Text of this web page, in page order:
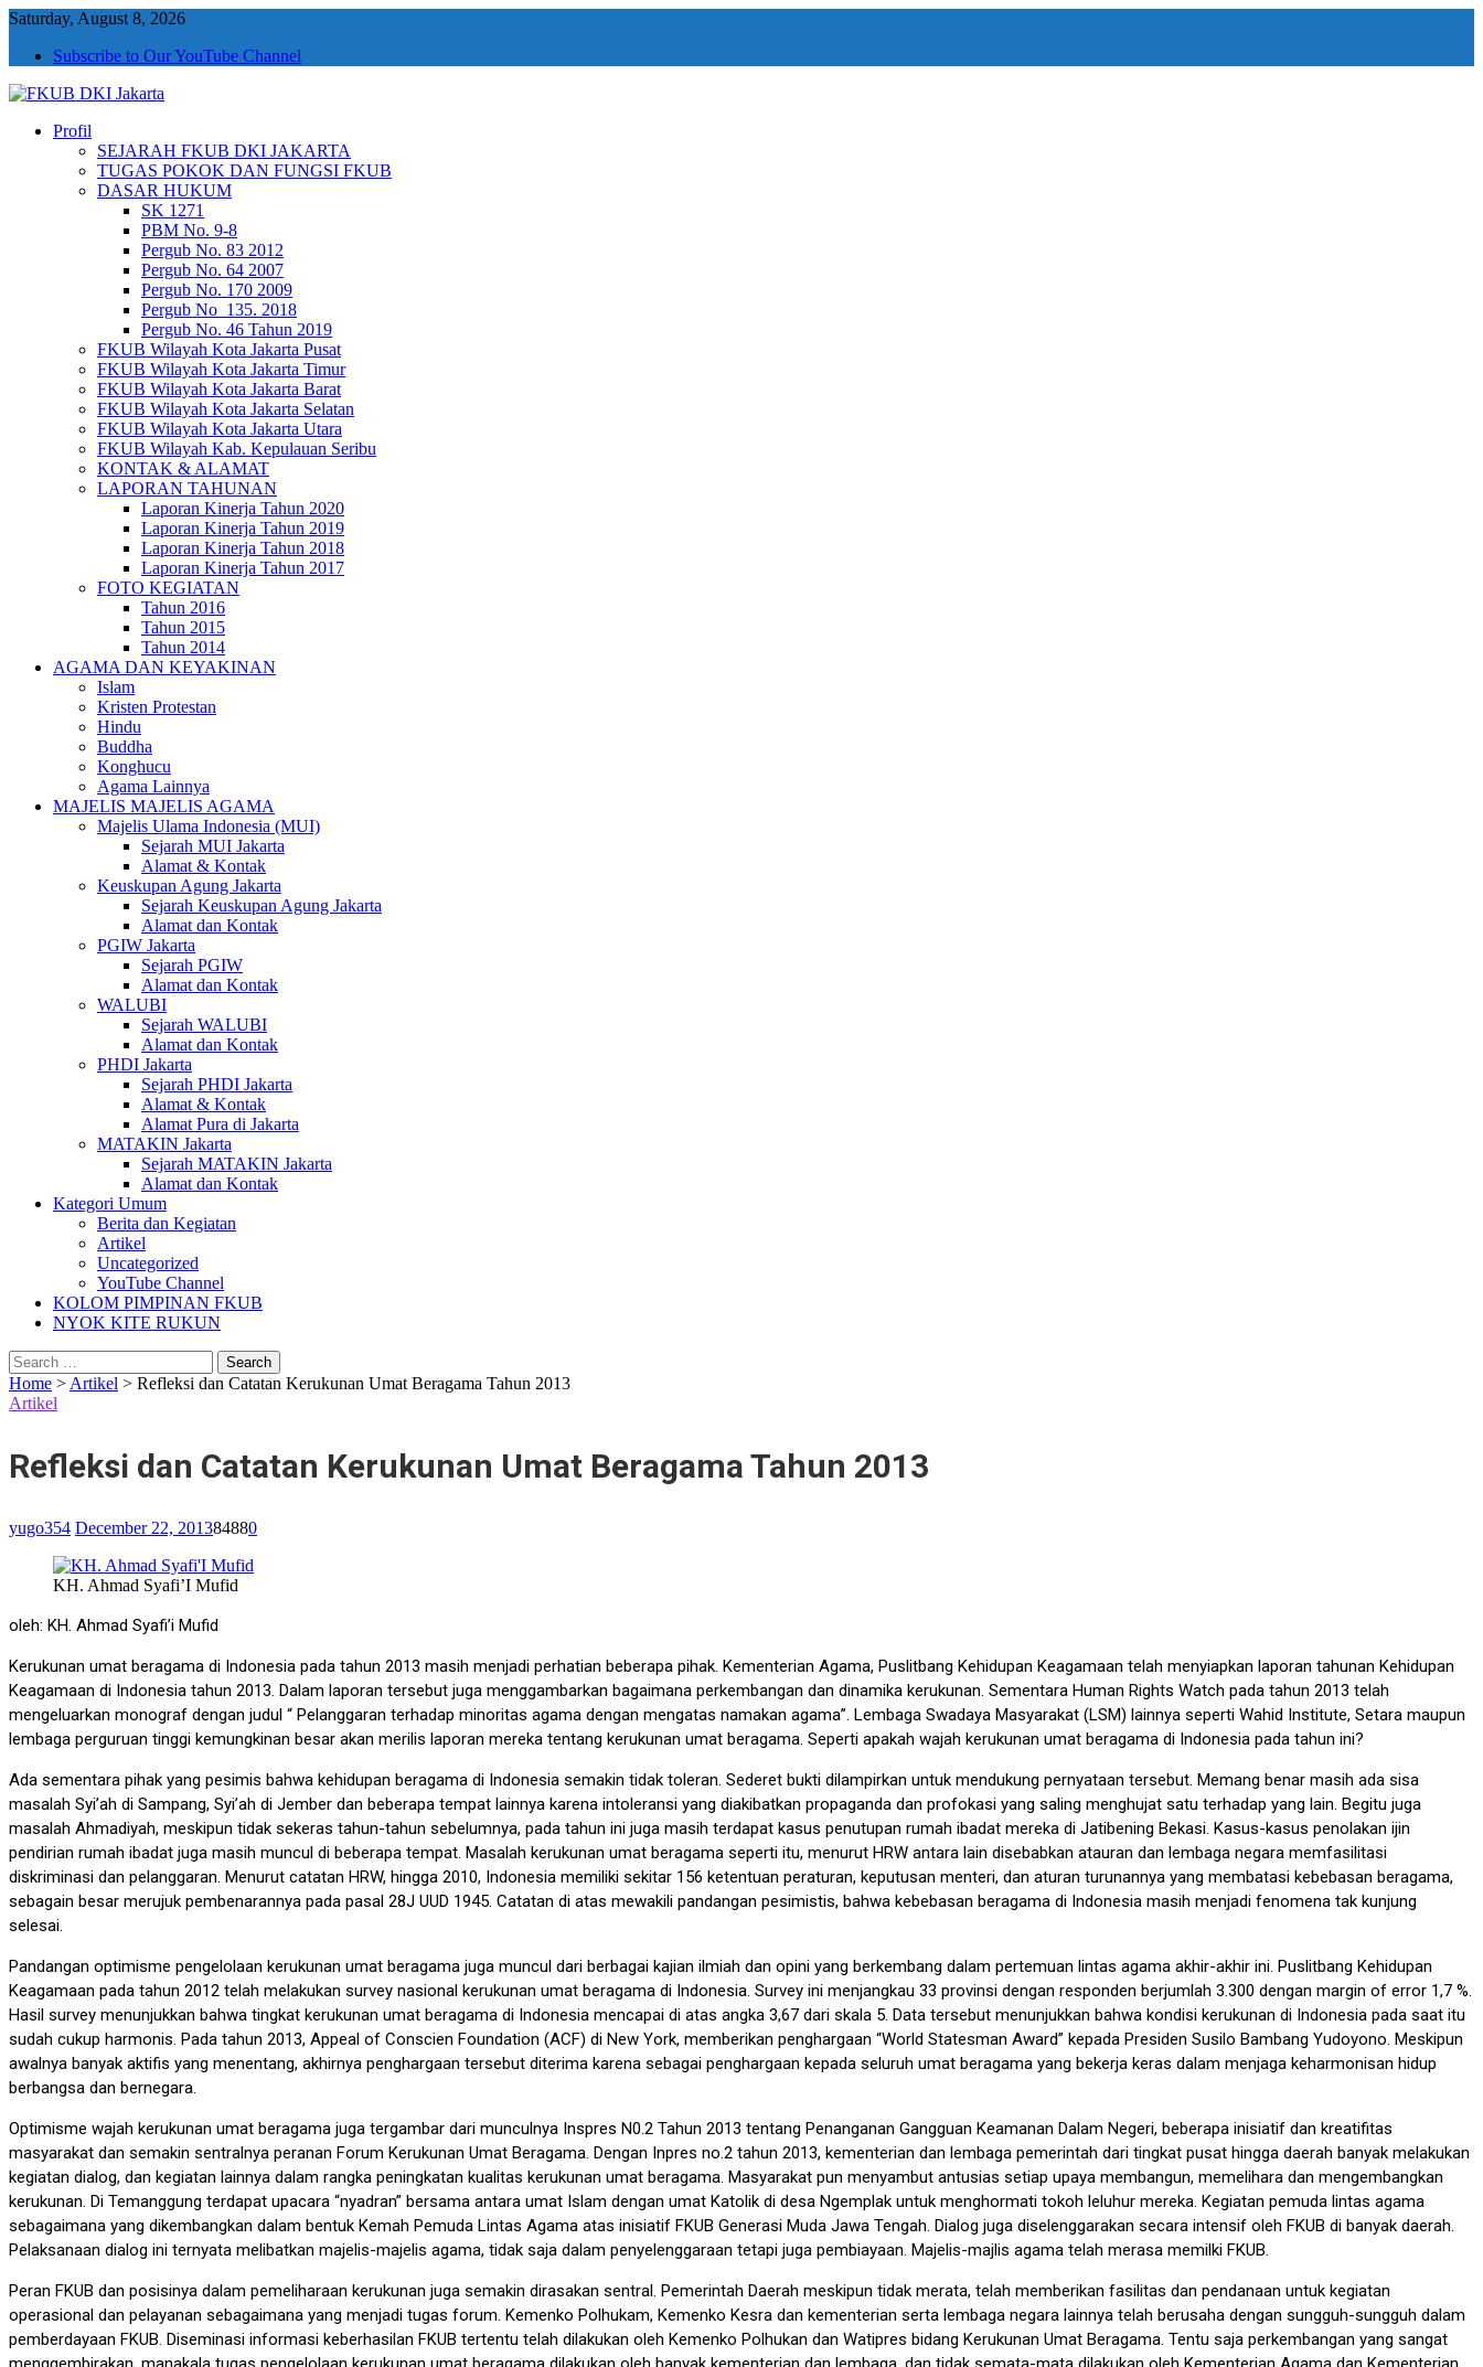
Saturday, August 8, 2026
Subscribe to Our YouTube Channel
FKUB DKI Jakarta
Jakarta Aman, Jakarta Damai dan Rukun
Profil
SEJARAH FKUB DKI JAKARTA
TUGAS POKOK DAN FUNGSI FKUB
DASAR HUKUM
SK 1271
PBM No. 9-8
Pergub No. 83 2012
Pergub No. 64 2007
Pergub No. 170 2009
Pergub No_135. 2018
Pergub No. 46 Tahun 2019
FKUB Wilayah Kota Jakarta Pusat
FKUB Wilayah Kota Jakarta Timur
FKUB Wilayah Kota Jakarta Barat
FKUB Wilayah Kota Jakarta Selatan
FKUB Wilayah Kota Jakarta Utara
FKUB Wilayah Kab. Kepulauan Seribu
KONTAK & ALAMAT
LAPORAN TAHUNAN
Laporan Kinerja Tahun 2020
Laporan Kinerja Tahun 2019
Laporan Kinerja Tahun 2018
Laporan Kinerja Tahun 2017
FOTO KEGIATAN
Tahun 2016
Tahun 2015
Tahun 2014
AGAMA DAN KEYAKINAN
Islam
Kristen Protestan
Hindu
Buddha
Konghucu
Agama Lainnya
MAJELIS MAJELIS AGAMA
Majelis Ulama Indonesia (MUI)
Sejarah MUI Jakarta
Alamat & Kontak
Keuskupan Agung Jakarta
Sejarah Keuskupan Agung Jakarta
Alamat dan Kontak
PGIW Jakarta
Sejarah PGIW
Alamat dan Kontak
WALUBI
Sejarah WALUBI
Alamat dan Kontak
PHDI Jakarta
Sejarah PHDI Jakarta
Alamat & Kontak
Alamat Pura di Jakarta
MATAKIN Jakarta
Sejarah MATAKIN Jakarta
Alamat dan Kontak
Kategori Umum
Berita dan Kegiatan
Artikel
Uncategorized
YouTube Channel
KOLOM PIMPINAN FKUB
NYOK KITE RUKUN
Search
for:
Home > Artikel > Refleksi dan Catatan Kerukunan Umat Beragama Tahun 2013
Artikel
Refleksi dan Catatan Kerukunan Umat Beragama Tahun 2013
yugo354 December 22, 201384880
KH. Ahmad Syafi’I Mufid
oleh: KH. Ahmad Syafi’i Mufid
Kerukunan umat beragama di Indonesia pada tahun 2013 masih menjadi perhatian beberapa pihak. Kementerian Agama, Puslitbang Kehidupan Keagamaan telah menyiapkan laporan tahunan Kehidupan
Keagamaan di Indonesia tahun 2013. Dalam laporan tersebut juga menggambarkan bagaimana perkembangan dan dinamika kerukunan. Sementara Human Rights Watch pada tahun 2013 telah
mengeluarkan monograf dengan judul “ Pelanggaran terhadap minoritas agama dengan mengatas namakan agama”. Lembaga Swadaya Masyarakat (LSM) lainnya seperti Wahid Institute, Setara maupun
lembaga perguruan tinggi kemungkinan besar akan merilis laporan mereka tentang kerukunan umat beragama. Seperti apakah wajah kerukunan umat beragama di Indonesia pada tahun ini?
Ada sementara pihak yang pesimis bahwa kehidupan beragama di Indonesia semakin tidak toleran. Sederet bukti dilampirkan untuk mendukung pernyataan tersebut. Memang benar masih ada sisa
masalah Syi’ah di Sampang, Syi’ah di Jember dan beberapa tempat lainnya karena intoleransi yang diakibatkan propaganda dan profokasi yang saling menghujat satu terhadap yang lain. Begitu juga
masalah Ahmadiyah, meskipun tidak sekeras tahun-tahun sebelumnya, pada tahun ini juga masih terdapat kasus penutupan rumah ibadat mereka di Jatibening Bekasi. Kasus-kasus penolakan ijin
pendirian rumah ibadat juga masih muncul di beberapa tempat. Masalah kerukunan umat beragama seperti itu, menurut HRW antara lain disebabkan atauran dan lembaga negara memfasilitasi
diskriminasi dan pelanggaran. Menurut catatan HRW, hingga 2010, Indonesia memiliki sekitar 156 ketentuan peraturan, keputusan menteri, dan aturan turunannya yang membatasi kebebasan beragama,
sebagain besar merujuk pembenarannya pada pasal 28J UUD 1945. Catatan di atas mewakili pandangan pesimistis, bahwa kebebasan beragama di Indonesia masih menjadi fenomena tak kunjung
selesai.
Pandangan optimisme pengelolaan kerukunan umat beragama juga muncul dari berbagai kajian ilmiah dan opini yang berkembang dalam pertemuan lintas agama akhir-akhir ini. Puslitbang Kehidupan
Keagamaan pada tahun 2012 telah melakukan survey nasional kerukunan umat beragama di Indonesia. Survey ini menjangkau 33 provinsi dengan responden berjumlah 3.300 dengan margin of error 1,7 %.
Hasil survey menunjukkan bahwa tingkat kerukunan umat beragama di Indonesia mencapai di atas angka 3,67 dari skala 5. Data tersebut menunjukkan bahwa kondisi kerukunan di Indonesia pada saat itu
sudah cukup harmonis. Pada tahun 2013, Appeal of Conscien Foundation (ACF) di New York, memberikan penghargaan “World Statesman Award” kepada Presiden Susilo Bambang Yudoyono. Meskipun
awalnya banyak aktifis yang menentang, akhirnya penghargaan tersebut diterima karena sebagai penghargaan kepada seluruh umat beragama yang bekerja keras dalam menjaga keharmonisan hidup
berbangsa dan bernegara.
Optimisme wajah kerukunan umat beragama juga tergambar dari munculnya Inspres N0.2 Tahun 2013 tentang Penanganan Gangguan Keamanan Dalam Negeri, beberapa inisiatif dan kreatifitas
masyarakat dan semakin sentralnya peranan Forum Kerukunan Umat Beragama. Dengan Inpres no.2 tahun 2013, kementerian dan lembaga pemerintah dari tingkat pusat hingga daerah banyak melakukan
kegiatan dialog, dan kegiatan lainnya dalam rangka peningkatan kualitas kerukunan umat beragama. Masyarakat pun menyambut antusias setiap upaya membangun, memelihara dan mengembangkan
kerukunan. Di Temanggung terdapat upacara “nyadran” bersama antara umat Islam dengan umat Katolik di desa Ngemplak untuk menghormati tokoh leluhur mereka. Kegiatan pemuda lintas agama
sebagaimana yang dikembangkan dalam bentuk Kemah Pemuda Lintas Agama atas inisiatif FKUB Generasi Muda Jawa Tengah. Dialog juga diselenggarakan secara intensif oleh FKUB di banyak daerah.
Pelaksanaan dialog ini ternyata melibatkan majelis-majelis agama, tidak saja dalam penyelenggaraan tetapi juga pembiayaan. Majelis-majlis agama telah merasa memilki FKUB.
Peran FKUB dan posisinya dalam pemeliharaan kerukunan juga semakin dirasakan sentral. Pemerintah Daerah meskipun tidak merata, telah memberikan fasilitas dan pendanaan untuk kegiatan
operasional dan pelayanan sebagaimana yang menjadi tugas forum. Kemenko Polhukam, Kemenko Kesra dan kementerian serta lembaga negara lainnya telah berusaha dengan sungguh-sungguh dalam
pemberdayaan FKUB. Diseminasi informasi keberhasilan FKUB tertentu telah dilakukan oleh Kemenko Polhukan dan Watipres bidang Kerukunan Umat Beragama. Tentu saja perkembangan yang sangat